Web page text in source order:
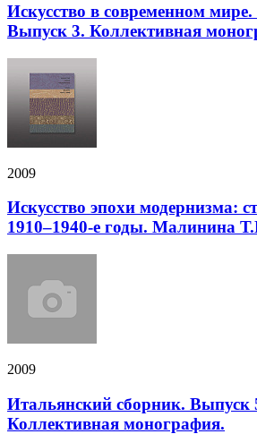
Искусство в современном
Выпуск 3. Коллективная
2009
Искусство эпохи модернизма:
1910–1940-е годы. Малинина
2009
Итальянский сборник. Выпуск
Коллективная монография.